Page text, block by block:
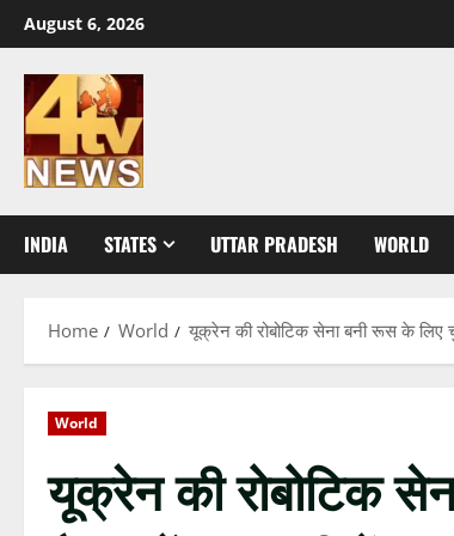
Skip
to
content
August 6, 2026
INDIA STATES UTTAR PRADESH WORLD
Home World यूक्रेन की रोबोटिक सेना बनी रूस के लिए
World
यूक्रेन की रोबोटिक